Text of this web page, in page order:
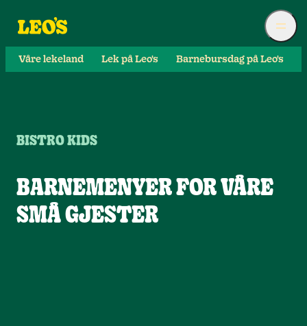
Våre lekeland Lek på Leo's Barnebursdag på Leo's
BARNEMENYER FOR VÅRE
SMÅ GJESTER
BISTRO KIDS